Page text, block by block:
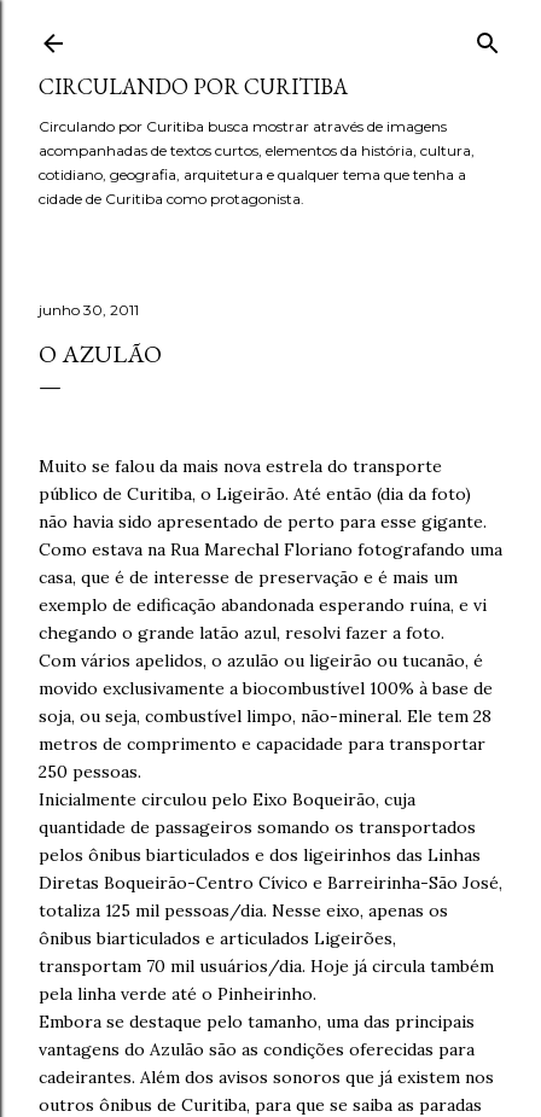
CIRCULANDO POR CURITIBA
Circulando por Curitiba busca mostrar através de imagens
acompanhadas de textos curtos, elementos da história, cultura,
cotidiano, geografia, arquitetura e qualquer tema que tenha a
cidade de Curitiba como protagonista.
junho 30, 2011
O AZULÃO
Muito se falou da mais nova estrela do transporte
público de Curitiba, o Ligeirão. Até então (dia da foto)
não havia sido apresentado de perto para esse gigante.
Como estava na Rua Marechal Floriano fotografando uma
casa, que é de interesse de preservação e é mais um
exemplo de edificação abandonada esperando ruína, e vi
chegando o grande latão azul, resolvi fazer a foto.
Com vários apelidos, o azulão ou ligeirão ou tucanão, é
movido exclusivamente a biocombustível 100% à base de
soja, ou seja, combustível limpo, não-mineral. Ele tem 28
metros de comprimento e capacidade para transportar
250 pessoas.
Inicialmente circulou pelo Eixo Boqueirão, cuja
quantidade de passageiros somando os transportados
pelos ônibus biarticulados e dos ligeirinhos das Linhas
Diretas Boqueirão-Centro Cívico e Barreirinha-São José,
totaliza 125 mil pessoas/dia. Nesse eixo, apenas os
ônibus biarticulados e articulados Ligeirões,
transportam 70 mil usuários/dia. Hoje já circula também
pela linha verde até o Pinheirinho.
Embora se destaque pelo tamanho, uma das principais
vantagens do Azulão são as condições oferecidas para
cadeirantes. Além dos avisos sonoros que já existem nos
outros ônibus de Curitiba, para que se saiba as paradas